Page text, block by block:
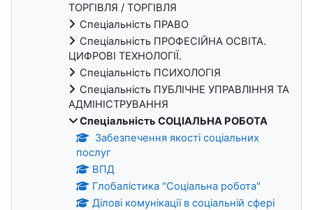
ТОРГІВЛЯ / ТОРГІВЛЯ
Спеціальність ПРАВО
Спеціальність ПРОФЕСІЙНА ОСВІТА.
ЦИФРОВІ ТЕХНОЛОГІЇ.
Спеціальність ПСИХОЛОГІЯ
Спеціальність ПУБЛІЧНЕ УПРАВЛІННЯ ТА
АДМІНІСТРУВАННЯ
Спеціальність СОЦІАЛЬНА РОБОТА
Забезпечення якості соціальних
послуг
ВПД
Глобалістика "Соціальна робота"
Ділові комунікації в соціальній сфері